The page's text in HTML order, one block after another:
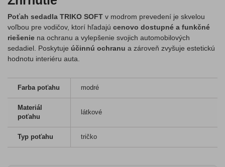
Poťah sedadla TRIKO SOFT v modrom prevedení je skvelou
voľbou pre vodičov, ktorí hľadajú cenovo dostupné a funkčné
riešenie na ochranu a vylepšenie svojich automobilových
sedadiel. Poskytuje účinnú ochranu a zároveň zvyšuje estetickú
hodnotu interiéru auta.
Farba poťahu modré
Materiál
poťahu
látkové
Typ poťahu tričko